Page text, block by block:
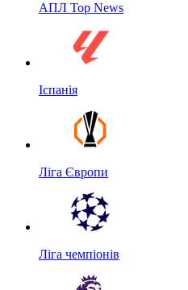
АПЛ Top News
Іспанія
Ліга Європи
Ліга чемпіонів